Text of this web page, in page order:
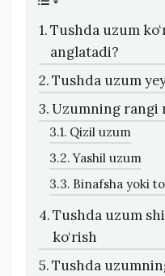
Tushda uzum
anglatadi?
Tushda uzum
Uzumning rangi
Qizil uzum
Yashil uzum
Binafsha yoki
Tushda uzum
ko‘rish
Tushda